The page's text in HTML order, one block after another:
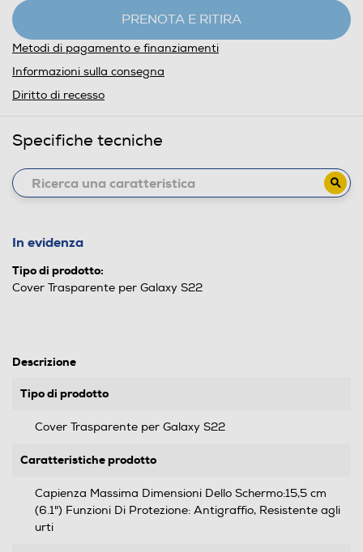
PRENOTA E RITIRA
Metodi di pagamento e finanziamenti
Informazioni sulla consegna
Diritto di recesso
Specifiche tecniche
In evidenza
Tipo di prodotto:
Cover Trasparente per Galaxy S22
Descrizione
Tipo di prodotto
Cover Trasparente per Galaxy S22
Caratteristiche prodotto
Capienza Massima Dimensioni Dello Schermo:15,5 cm
(6.1") Funzioni Di Protezione: Antigraffio, Resistente agli
urti